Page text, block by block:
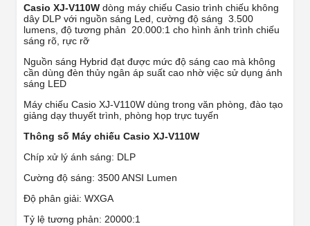
Casio XJ-V110W dòng máy chiếu Casio trình chiếu không
dây DLP với nguồn sáng Led, cường độ sáng 3.500
lumens, độ tương phản 20.000:1 cho hình ảnh trình chiếu
sáng rõ, rực rỡ
Nguồn sáng Hybrid đạt được mức độ sáng cao mà không
cần dùng đèn thủy ngân áp suất cao nhờ việc sử dụng ánh
sáng LED
Máy chiếu Casio XJ-V110W dùng trong văn phòng, đào tạo
giảng dạy thuyết trình, phòng họp trực tuyến
Thông số Máy chiếu Casio XJ-V110W
Chíp xử lý ánh sáng: DLP
Cường độ sáng: 3500 ANSI Lumen
Độ phân giải: WXGA
Tỷ lệ tương phản: 20000:1